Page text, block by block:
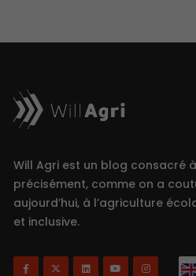
Will Agri est un blog consacré
précisément, comme on a
aujourd’hui, à l’agriculture
et inclusive.